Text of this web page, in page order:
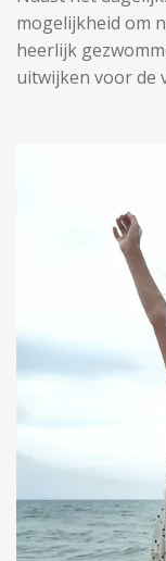
mogelijkheid om
heerlijk
uitwijken voor de